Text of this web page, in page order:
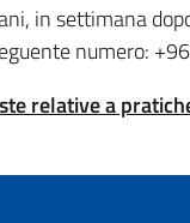
in settimana
numero:
relative a